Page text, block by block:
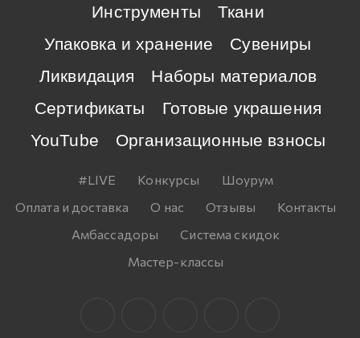
Инструменты
Ткани
Упаковка и хранение
Сувениры
Ликвидация
Наборы материалов
Сертификаты
Готовые украшения
YouTube
Организационные взносы
#LIVE Конкурсы
Шоурум
Оплата и доставка
О нас Отзывы
Контакты
Амбассадоры
Система скидок
Мастер-классы